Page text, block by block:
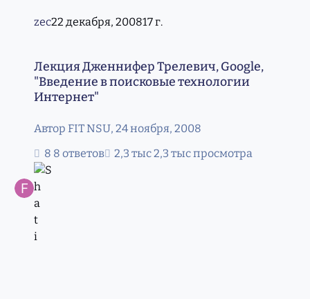
zec22 декабря, 200817 г.
Лекция Дженнифер Трелевич, Google,
"Введение в поисковые технологии
Интернет"
Автор FIT NSU, 24 ноября, 2008
8 ответов
2,3 тыс просмотра